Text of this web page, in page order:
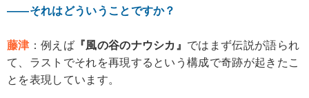
――それはどういうことですか？
藤津 ：例えば『風の谷のナウシカ』 ではまず伝説が語られ
て、ラストでそれを再現するという構成で奇跡が起きたこ
とを表現しています。